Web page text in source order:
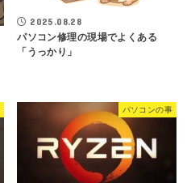
2025.08.28
パソコン修理の現場でよくある
「うっかり」
パソコンの事